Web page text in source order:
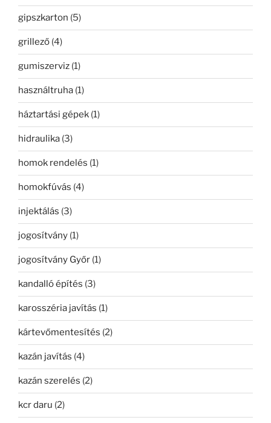
gipszkarton (5)
grillező (4)
gumiszerviz (1)
használtruha (1)
háztartási gépek (1)
hidraulika (3)
homok rendelés (1)
homokfúvás (4)
injektálás (3)
jogosítvány (1)
jogosítvány Győr (1)
kandalló építés (3)
karosszéria javítás (1)
kártevőmentesítés (2)
kazán javítás (4)
kazán szerelés (2)
kcr daru (2)